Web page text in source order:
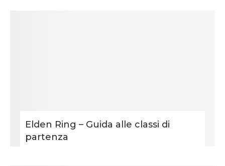
Elden Ring – Guida alle classi di
partenza